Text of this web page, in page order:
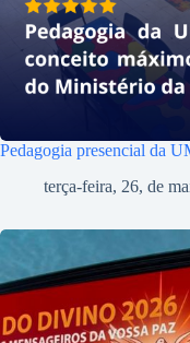
Pedagogia presencial da
terça-feira, 26, de